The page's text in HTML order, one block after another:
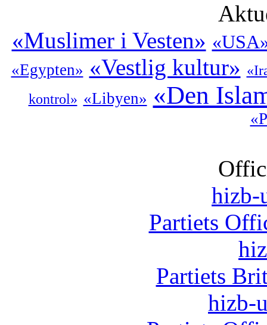
«Muslimer i Vesten»
«Egypten» «Vestlig kultur»
kontrol» «Libyen» «Den
hizb-
Partiets
Partiets
hizb-